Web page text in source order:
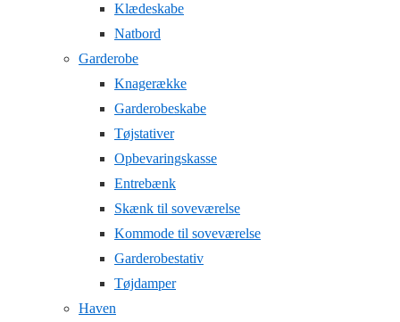
Klædeskabe
Natbord
Garderobe
Knagerække
Garderobeskabe
Tøjstativer
Opbevaringskasse
Entrebænk
Skænk til soveværelse
Kommode til soveværelse
Garderobestativ
Tøjdamper
Haven